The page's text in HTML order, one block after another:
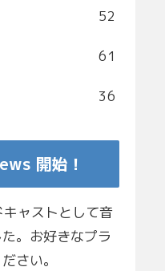
52
61
36
開始！
ャストとして音
。お好きなプラ
さい。